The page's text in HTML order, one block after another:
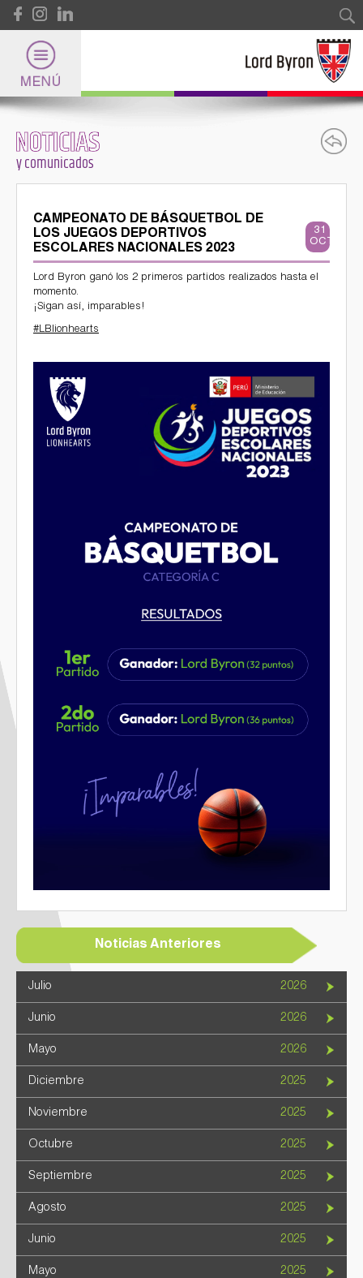
Pasar al contenido principal
Internacional
y Certificaciones Internacionales
Galería de Fotos
NOTICIAS
y comunicados
CAMPEONATO DE BÁSQUETBOL DE
LOS JUEGOS DEPORTIVOS
ESCOLARES NACIONALES 2023
31
OCT
Lord Byron ganó los 2 primeros partidos realizados hasta el
momento.
¡Sigan así, imparables!
#LBlionhearts
Noticias Anteriores
Julio 2026
Junio 2026
Mayo 2026
Diciembre 2025
Noviembre 2025
Octubre 2025
Septiembre 2025
Agosto 2025
Junio 2025
Mayo 2025